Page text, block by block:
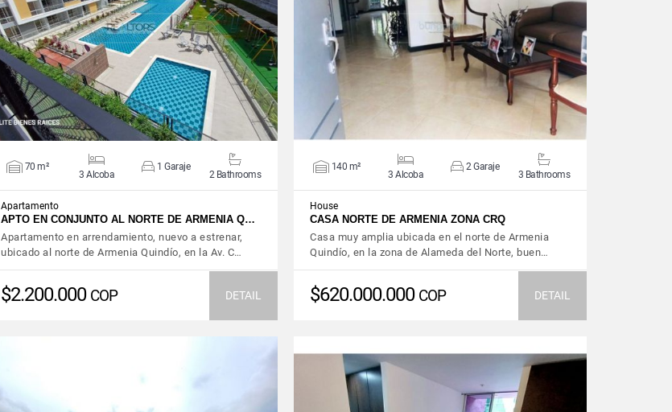
VIEW DETAILS
70 m²
3 Alcoba
1 Garaje
2 Bathrooms
Apartamento
APTO EN CONJUNTO AL NORTE DE ARMENIA Q…
Apartamento en arrendamiento, nuevo a estrenar,
ubicado al norte de Armenia Quindío, en la Av. C…
$2.200.000 COP DETAIL
VIEW DETAILS
140 m²
3 Alcoba
2 Garaje
3 Bathrooms
House
CASA NORTE DE ARMENIA ZONA CRQ
Casa muy amplia ubicada en el norte de Armenia
Quindío, en la zona de Alameda del Norte, buen…
$620.000.000 COP DETAIL